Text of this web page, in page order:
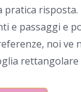
pratica
e passaggi e
noi ve